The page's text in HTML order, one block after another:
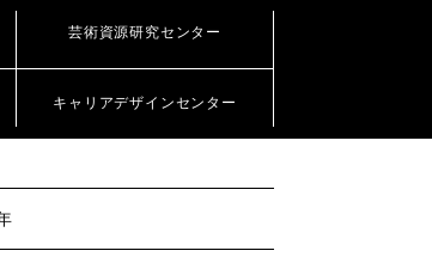
芸術資源研究センター
キャリアデザインセンター